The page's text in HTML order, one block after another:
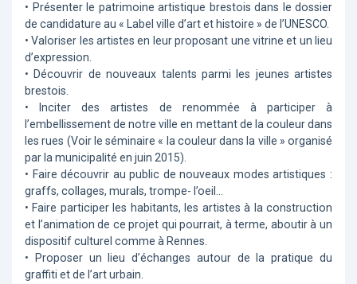
• Présenter le patrimoine artistique brestois dans le dossier
de candidature au « Label ville d’art et histoire » de l’UNESCO.
• Valoriser les artistes en leur proposant une vitrine et un lieu
d’expression.
• Découvrir de nouveaux talents parmi les jeunes artistes
brestois.
• Inciter des artistes de renommée à participer à
l’embellissement de notre ville en mettant de la couleur dans
les rues (Voir le séminaire « la couleur dans la ville » organisé
par la municipalité en juin 2015).
• Faire découvrir au public de nouveaux modes artistiques :
graffs, collages, murals, trompe- l’oeil…
• Faire participer les habitants, les artistes à la construction
et l’animation de ce projet qui pourrait, à terme, aboutir à un
dispositif culturel comme à Rennes.
• Proposer un lieu d’échanges autour de la pratique du
graffiti et de l’art urbain.